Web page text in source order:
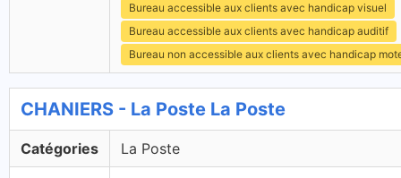
Bureau accessible aux clients avec handicap visuel
Bureau accessible aux clients avec handicap auditif
Bureau non accessible aux clients avec handicap
CHANIERS - La Poste La Poste
Catégories La Poste